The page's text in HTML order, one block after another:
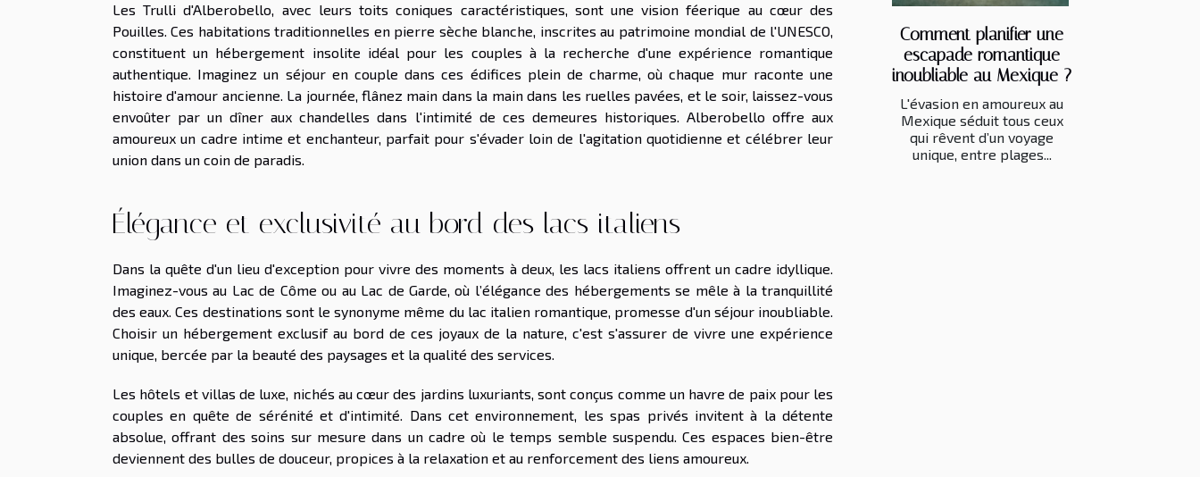
Les Trulli d'Alberobello, avec leurs toits coniques caractéristiques, sont une vision féerique au cœur des
Pouilles. Ces habitations traditionnelles en pierre sèche blanche, inscrites au patrimoine mondial de l'UNESCO,
constituent un hébergement insolite idéal pour les couples à la recherche d'une expérience romantique
authentique. Imaginez un séjour en couple dans ces édifices plein de charme, où chaque mur raconte une
histoire d'amour ancienne. La journée, flânez main dans la main dans les ruelles pavées, et le soir, laissez-vous
envoûter par un dîner aux chandelles dans l'intimité de ces demeures historiques. Alberobello offre aux
amoureux un cadre intime et enchanteur, parfait pour s'évader loin de l'agitation quotidienne et célébrer leur
union dans un coin de paradis.
Élégance et exclusivité au bord des lacs italiens
Dans la quête d'un lieu d'exception pour vivre des moments à deux, les lacs italiens offrent un cadre idyllique.
Imaginez-vous au Lac de Côme ou au Lac de Garde, où l’élégance des hébergements se mêle à la tranquillité
des eaux. Ces destinations sont le synonyme même du lac italien romantique, promesse d'un séjour inoubliable.
Choisir un hébergement exclusif au bord de ces joyaux de la nature, c'est s'assurer de vivre une expérience
unique, bercée par la beauté des paysages et la qualité des services.
Les hôtels et villas de luxe, nichés au cœur des jardins luxuriants, sont conçus comme un havre de paix pour les
couples en quête de sérénité et d'intimité. Dans cet environnement, les spas privés invitent à la détente
absolue, offrant des soins sur mesure dans un cadre où le temps semble suspendu. Ces espaces bien-être
deviennent des bulles de douceur, propices à la relaxation et au renforcement des liens amoureux.
Comment planifier une
escapade romantique
inoubliable au Mexique ?
L'évasion en amoureux au
Mexique séduit tous ceux
qui rêvent d’un voyage
unique, entre plages...